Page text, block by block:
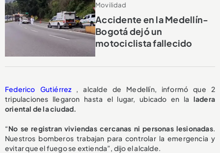
Movilidad
Accidente en la Medellín-
Bogotá dejó un
motociclista fallecido
Federico Gutiérrez , alcalde de Medellín, informó que 2
tripulaciones llegaron hasta el lugar, ubicado en la ladera
oriental de la ciudad.
“No se registran viviendas cercanas ni personas lesionadas.
Nuestros bomberos trabajan para controlar la emergencia y
evitar que el fuego se extienda”, dijo el alcalde.